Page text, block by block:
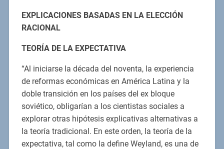
EXPLICACIONES BASADAS EN LA ELECCIÓN
RACIONAL
TEORÍA DE LA EXPECTATIVA
“Al iniciarse la década del noventa, la experiencia
de reformas económicas en América Latina y la
doble transición en los países del ex bloque
soviético, obligarían a los cientistas sociales a
explorar otras hipótesis explicativas alternativas a
la teoría tradicional. En este orden, la teoría de la
expectativa, tal como la define Weyland, es una de